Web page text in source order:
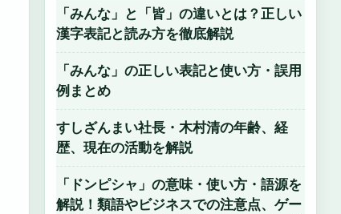
「みんな」と「皆」の違いとは？正しい
漢字表記と読み方を徹底解説
「みんな」の正しい表記と使い方・誤用
例まとめ
すしざんまい社長・木村清の年齢、経
歴、現在の活動を解説
「ドンピシャ」の意味・使い方・語源を
解説！類語やビジネスでの注意点、ゲー